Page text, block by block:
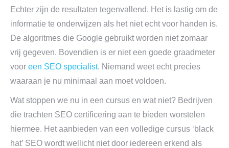
Echter zijn de resultaten tegenvallend. Het is lastig om de
informatie te onderwijzen als het niet echt voor handen is.
De algoritmes die Google gebruikt worden niet zomaar
vrij gegeven. Bovendien is er niet een goede graadmeter
voor een SEO specialist. Niemand weet echt precies
waaraan je nu minimaal aan moet voldoen.
Wat stoppen we nu in een cursus en wat niet? Bedrijven
die trachten SEO certificering aan te bieden worstelen
hiermee. Het aanbieden van een volledige cursus ‘black
hat’ SEO wordt wellicht niet door iedereen erkend als